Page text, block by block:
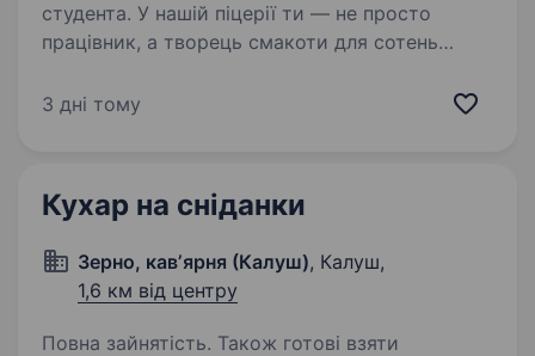
студента. У нашій піцерії ти — не просто
працівник, а творець смакоти для сотень
у команду піцайоло, який готує не просто
3 дні тому
Кухар на сніданки
Зерно, кавʼярня (Калуш), Калуш,
1,6 км від центру
Повна зайнятість. Також готові взяти